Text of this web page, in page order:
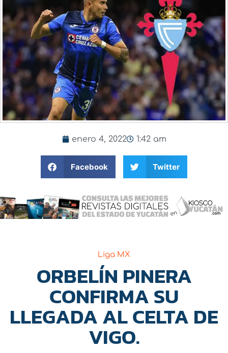
enero 4, 2022 1:42 am
Facebook Twitter
Liga MX
ORBELÍN PINERA
CONFIRMA SU
LLEGADA AL CELTA DE
VIGO.